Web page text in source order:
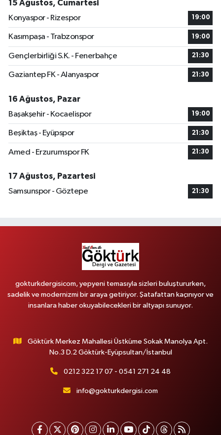
15 Ağustos, Cumartesi
Konyaspor - Rizespor
19:00
Kasımpaşa - Trabzonspor 19:00
Gençlerbirliği S.K. - Fenerbahçe 21:30
Gaziantep FK - Alanyaspor 21:30
16 Ağustos, Pazar
Başakşehir - Kocaelispor
19:00
Beşiktaş - Eyüpspor 21:30
Amed - Erzurumspor FK 21:30
17 Ağustos, Pazartesi
Samsunspor - Göztepe
21:30
gokturkdergisicom, yepyeni temasıyla sizleri buluştururken,
sadelik ve modernizmi bir araya getiriyor. Şatafattan kaçınıyor ve
insanlara haber okuyabilecekleri bir altyapı sunuyor.
Göktürk Merkez Mahallesi Üstküme Sokak Manolya Apt.
No.3 D.2 Göktürk-Eyüpsultan/İstanbul
0212 322 17 07 - 0541 271 24 48
info@gokturkdergisi.com